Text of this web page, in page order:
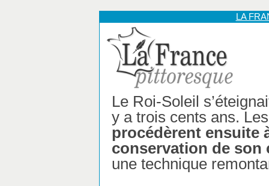
LA
Le Roi-Soleil
y a trois cents ans.
procédèrent ensuite
conservation de son
une technique